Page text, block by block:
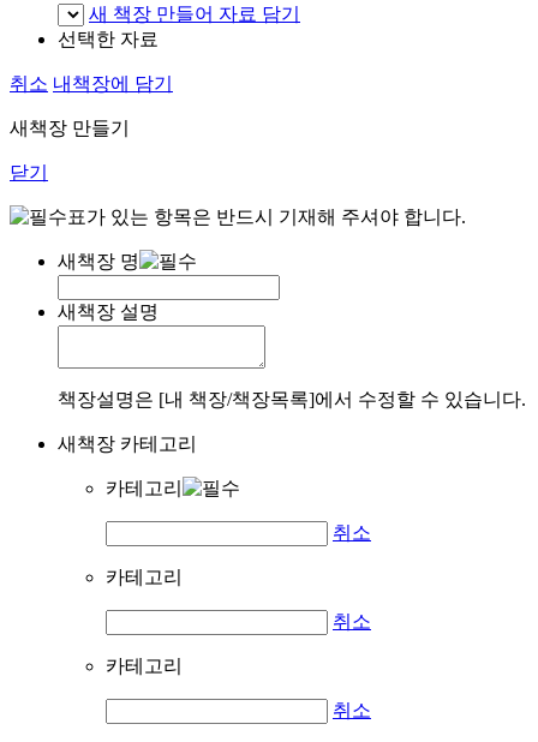
새 책장 만들어 자료 담기
선택한 자료
취소 내책장에 담기
새책장 만들기
닫기
표가 있는 항목은 반드시 기재해 주셔야 합니다.
새책장 명
새책장 설명
책장설명은 [내 책장/책장목록]에서 수정할 수 있습니다.
새책장 카테고리
카테고리
취소
카테고리
취소
카테고리
취소